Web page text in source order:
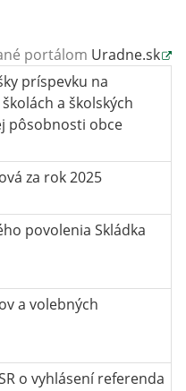
portálom Uradne.sk
príspevku na
a školských
pôsobnosti obce
za rok 2025
povolenia Skládka
a volebných
o vyhlásení referenda